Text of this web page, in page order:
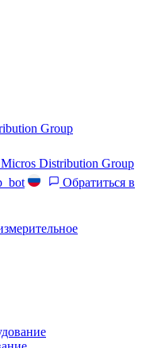
Group
Distribution Group
Обратиться в